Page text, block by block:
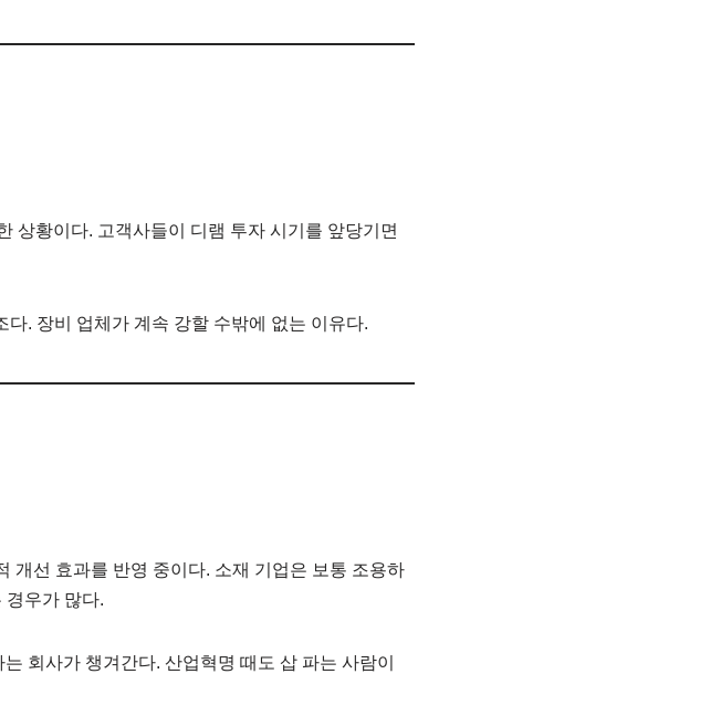
상황이다. 고객사들이 디램 투자 시기를 앞당기면
. 장비 업체가 계속 강할 수밖에 없는 이유다.
개선 효과를 반영 중이다. 소재 기업은 보통 조용하
경우가 많다.
회사가 챙겨간다. 산업혁명 때도 삽 파는 사람이